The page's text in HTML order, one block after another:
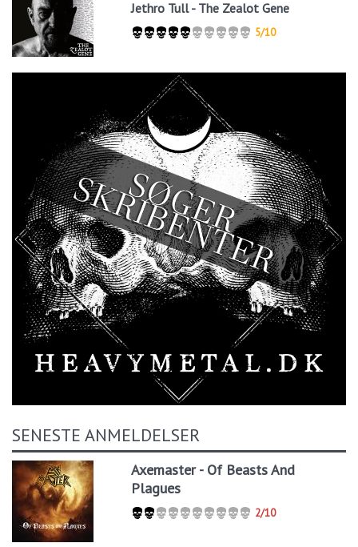
Jethro Tull - The Zealot Gene
5/10
SENESTE ANMELDELSER
Axemaster - Of Beasts And
Plagues
2/10